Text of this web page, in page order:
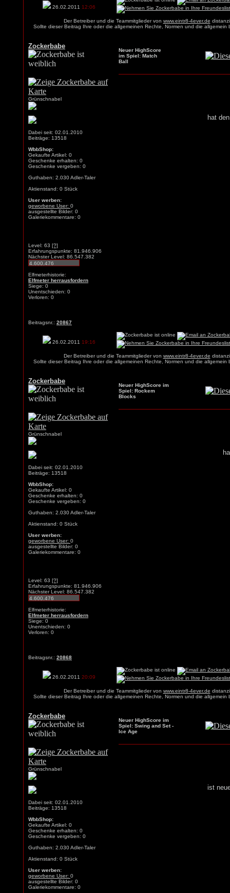
26.02.2011 12:06
Der Betreiber und die Teammitglieder von www.eintr8-4ever.de
Sollte dieser Beitrag Ihre oder die allgemeinen Rechte, Normen und die
Zockerbabe
Grünschnabel
Dabei seit: 02.01.2010
Beiträge: 13518
WbbShop:
Gekaufte Artikel: 0
Geschenke erhalten: 0
Geschenke vergeben: 0
Guthaben: 2.030 Adler-Taler
Aktienstand: 0 Stück
User werben:
geworbene User: 0
ausgestellte Bilder: 0
Galeriekommentare: 0
Level: 63 [?]
Erfahrungspunkte: 81.946.906
Nächster Level: 86.547.382
Elfmeterhistorie:
Elfmeter herrausfordern
Siege: 0
Unentschieden: 0
Verloren: 0
Beitragsnr.: 20867
Neuer HighScore
im Spiel: Match
Ball
hat
26.02.2011 19:16
Der Betreiber und die Teammitglieder von www.eintr8-4ever.de
Sollte dieser Beitrag Ihre oder die allgemeinen Rechte, Normen und die
Zockerbabe
Grünschnabel
Dabei seit: 02.01.2010
Beiträge: 13518
WbbShop:
Gekaufte Artikel: 0
Geschenke erhalten: 0
Geschenke vergeben: 0
Guthaben: 2.030 Adler-Taler
Aktienstand: 0 Stück
User werben:
geworbene User: 0
ausgestellte Bilder: 0
Galeriekommentare: 0
Level: 63 [?]
Erfahrungspunkte: 81.946.906
Nächster Level: 86.547.382
Elfmeterhistorie:
Elfmeter herrausfordern
Siege: 0
Unentschieden: 0
Verloren: 0
Beitragsnr.: 20868
Neuer HighScore im
Spiel: Rockem
Blocks
26.02.2011 20:09
Der Betreiber und die Teammitglieder von www.eintr8-4ever.de
Sollte dieser Beitrag Ihre oder die allgemeinen Rechte, Normen und die
Zockerbabe
Grünschnabel
Dabei seit: 02.01.2010
Beiträge: 13518
WbbShop:
Gekaufte Artikel: 0
Geschenke erhalten: 0
Geschenke vergeben: 0
Guthaben: 2.030 Adler-Taler
Aktienstand: 0 Stück
User werben:
geworbene User: 0
ausgestellte Bilder: 0
Galeriekommentare: 0
Neuer HighScore im
Spiel: Swing and Set -
Ice Age
ist